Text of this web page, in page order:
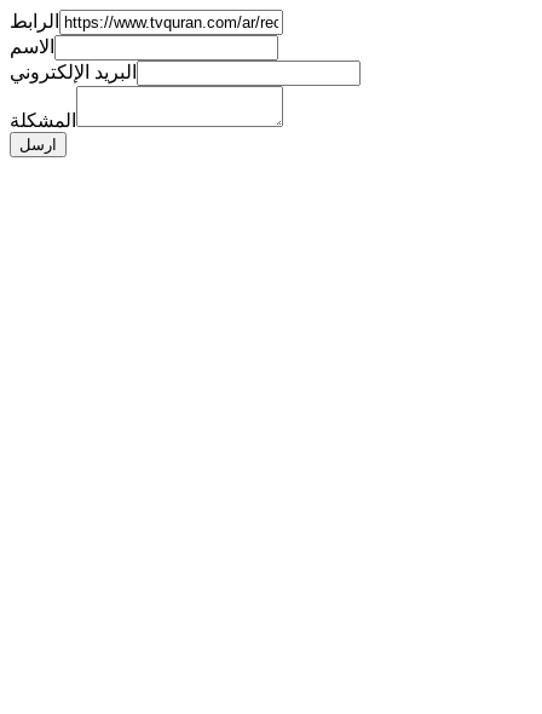
الرابط
الاسم
البريد الإلكتروني
المشكلة
ارسل